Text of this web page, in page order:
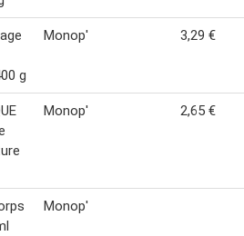
g
Monop' 3,29 €
Monop' 2,65 €
Monop'